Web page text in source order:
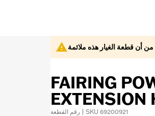
من أن قطعة الغيار هذه ملائمة
FAIRING
EXTENSION
رقم القطعة | SKU 69200921